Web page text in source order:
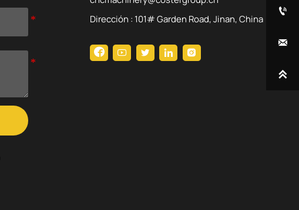
Dirección : 101# Garden Road, Jinan, China
    


